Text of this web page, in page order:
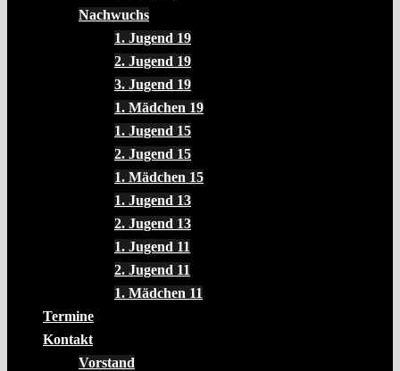
Nachwuchs
1. Jugend 19
2. Jugend 19
3. Jugend 19
1. Mädchen 19
1. Jugend 15
2. Jugend 15
1. Mädchen 15
1. Jugend 13
2. Jugend 13
1. Jugend 11
2. Jugend 11
1. Mädchen 11
Termine
Kontakt
Vorstand